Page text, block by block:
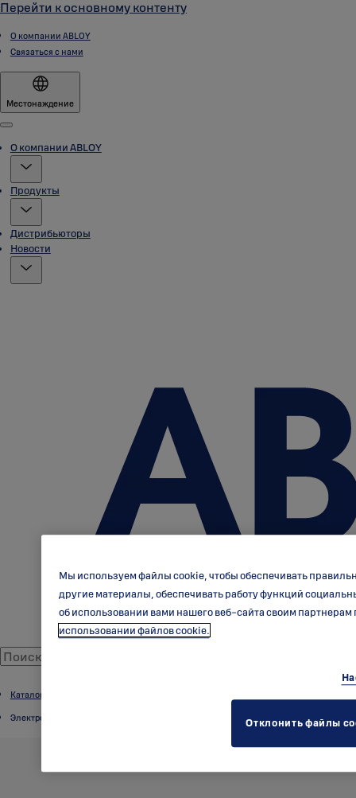
Перейти к основному контенту
О компании ABLOY
Связаться с нами
Местонаждение
Menu
О компании ABLOY
Продукты
Дистрибьюторы
Новости
Каталог продукции
Электро замки
Мы используем файлы cookie, чтобы обеспечивать
другие материалы, обеспечивать работу функций
об использовании вами нашего веб-сайта своим
использовании файлов cookie.
Отклонить файлы